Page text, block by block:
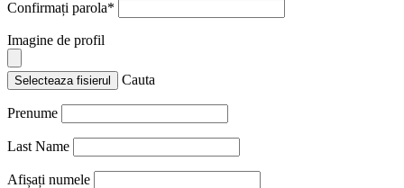
Confirmați parola*
Imagine de profil
Selecteaza fisierul Cauta
Prenume
Last Name
Afișați numele